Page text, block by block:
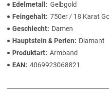
Edelmetall
Gelbgold
Feingehalt 750er / 18 Karat
Geschlecht
Damen
Hauptstein & Perlen
Diamant
Produktart Armband
EAN
4069923068821